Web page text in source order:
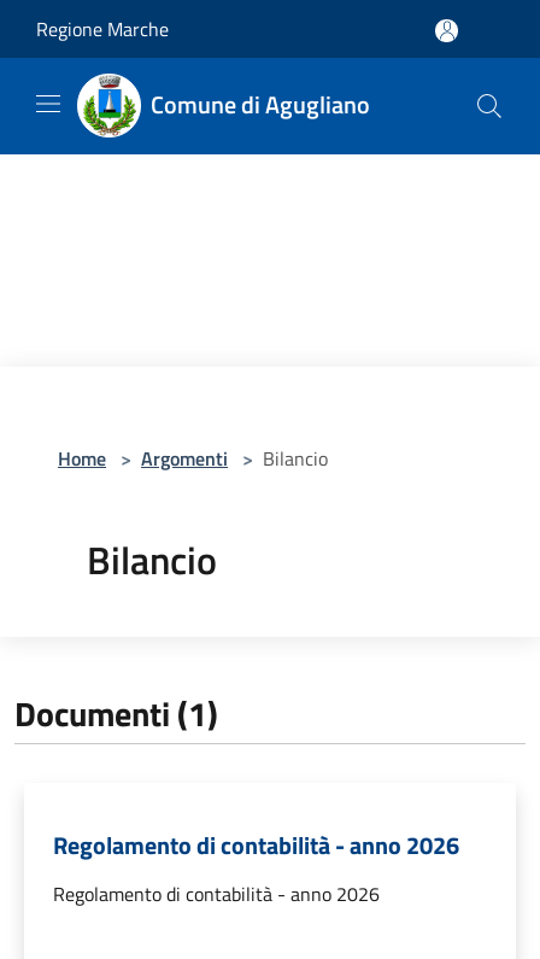
Regione Marche
Comune di Agugliano
Home > Argomenti > Bilancio
Bilancio
Documenti (1)
Regolamento di contabilità - anno 2026
Regolamento di contabilità - anno 2026